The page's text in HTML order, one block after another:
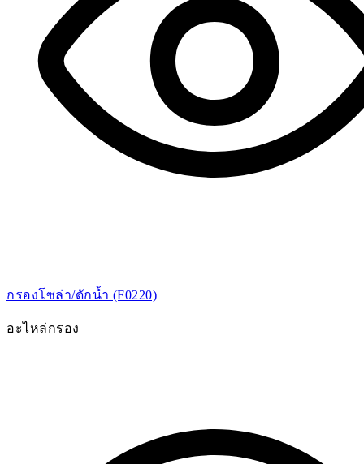
กรองโซล่า/ดักน้ำ (F0220)
อะไหล่กรอง